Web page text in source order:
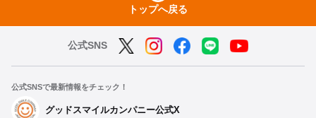
トップへ戻る
公式SNS
公式SNSで最新情報をチェック！
グッドスマイルカンパニー公式X